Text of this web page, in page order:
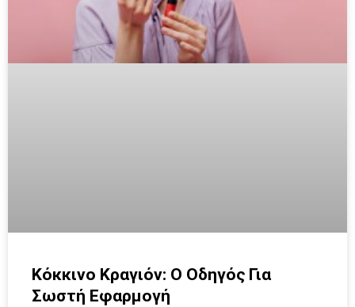
Κόκκινο Κραγιόν: Ο Οδηγός Για
Σωστή Εφαρμογή